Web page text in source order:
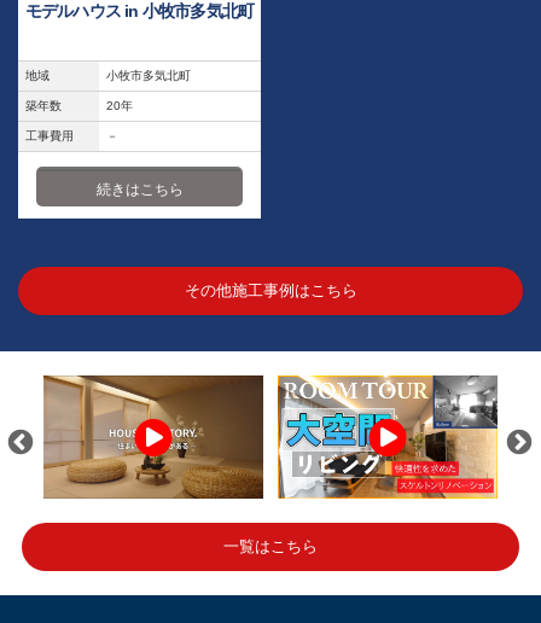
モデルハウス in 小牧市多気北町
地域 小牧市多気北町
築年数 20年
工事費用 －
続きはこちら
その他施工事例はこちら
一覧はこちら